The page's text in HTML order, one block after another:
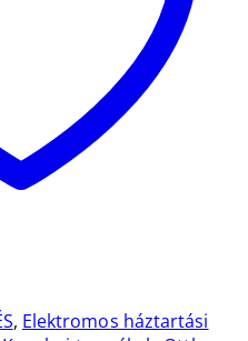
, Elektromos háztartási